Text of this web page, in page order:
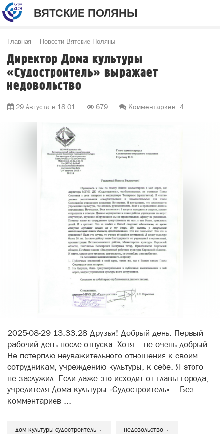
ВЯТСКИЕ ПОЛЯНЫ
Главная Новости Вятские Поляны
Директор Дома культуры
«Судостроитель» выражает
недовольство
29 Августа в 18:01 679 Комментариев: 4
2025-08-29 13:33:28 Друзья! Добрый день. Первый
рабочий день после отпуска. Хотя... не очень добрый.
Не потерплю неуважительного отношения к своим
сотрудникам, учреждению культуры, к себе. Я этого
не заслужил. Если даже это исходит от главы города,
учредителя Дома культуры «Судостроитель»... Без
комментариев ...
дом культуры судостроитель недовольство